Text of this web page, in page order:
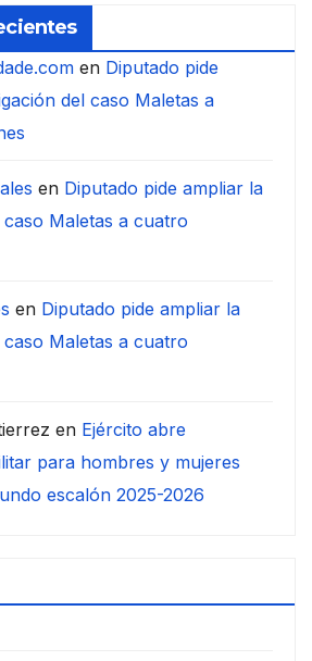
en Diputado pide
del caso Maletas a
en Diputado pide ampliar la
Maletas a cuatro
en Diputado pide ampliar la
Maletas a cuatro
en Ejército abre
para hombres y mujeres
escalón 2025-2026